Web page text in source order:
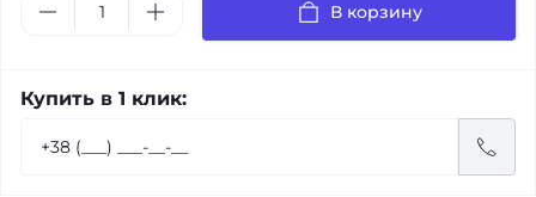
В корзину
Купить в 1 клик: